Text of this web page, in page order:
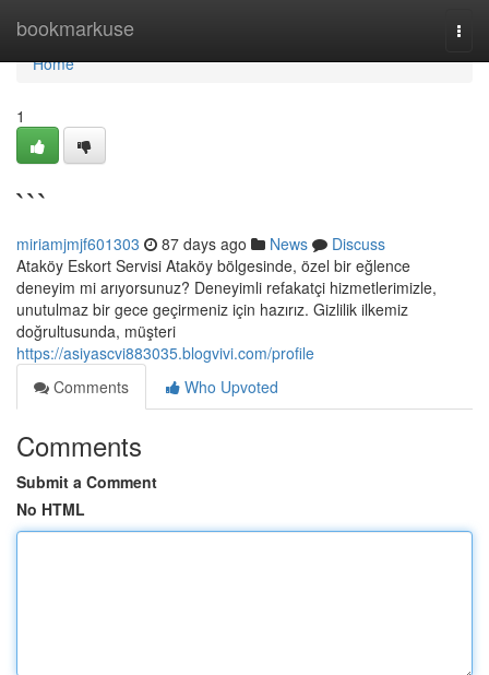
bookmarkuse
Home
Home
1
```
miriamjmjf601303 87 days ago News
Discuss
Ataköy Eskort Servisi Ataköy bölgesinde, özel bir eğlence
deneyim mi arıyorsunuz? Deneyimli refakatçi hizmetlerimizle,
unutulmaz bir gece geçirmeniz için hazırız. Gizlilik ilkemiz
doğrultusunda, müşteri
https://asiyascvi883035.blogvivi.com/profile
Comments
Who Upvoted
Comments
Submit a Comment
No HTML